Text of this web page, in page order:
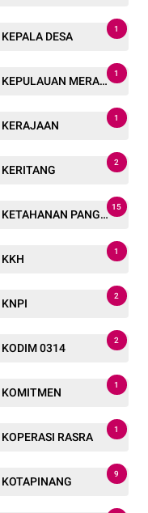
KEPALA DESA
1
KEPULAUAN MERANTI
1
KERAJAAN
1
KERITANG
2
KETAHANAN PANGAN
15
KKH
1
KNPI
2
KODIM 0314
2
KOMITMEN
1
KOPERASI RASRA
1
KOTAPINANG
9